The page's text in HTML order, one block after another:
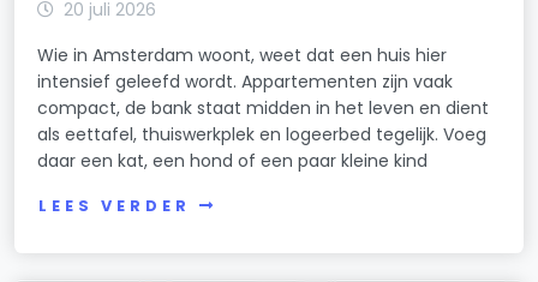
20 juli 2026
Wie in Amsterdam woont, weet dat een huis hier
intensief geleefd wordt. Appartementen zijn vaak
compact, de bank staat midden in het leven en dient
als eettafel, thuiswerkplek en logeerbed tegelijk. Voeg
daar een kat, een hond of een paar kleine kind
LEES VERDER